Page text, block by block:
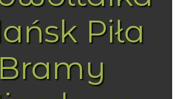
Piła
Bramy